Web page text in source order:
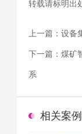
转载请标明出
上一篇： 设备
下一篇： 煤矿
系
相关案例